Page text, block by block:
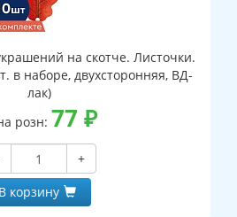
на скотче. Листочки.
в наборе, двухсторонняя, ВД-
лак)
розн: 77 ₽
+
В корзину